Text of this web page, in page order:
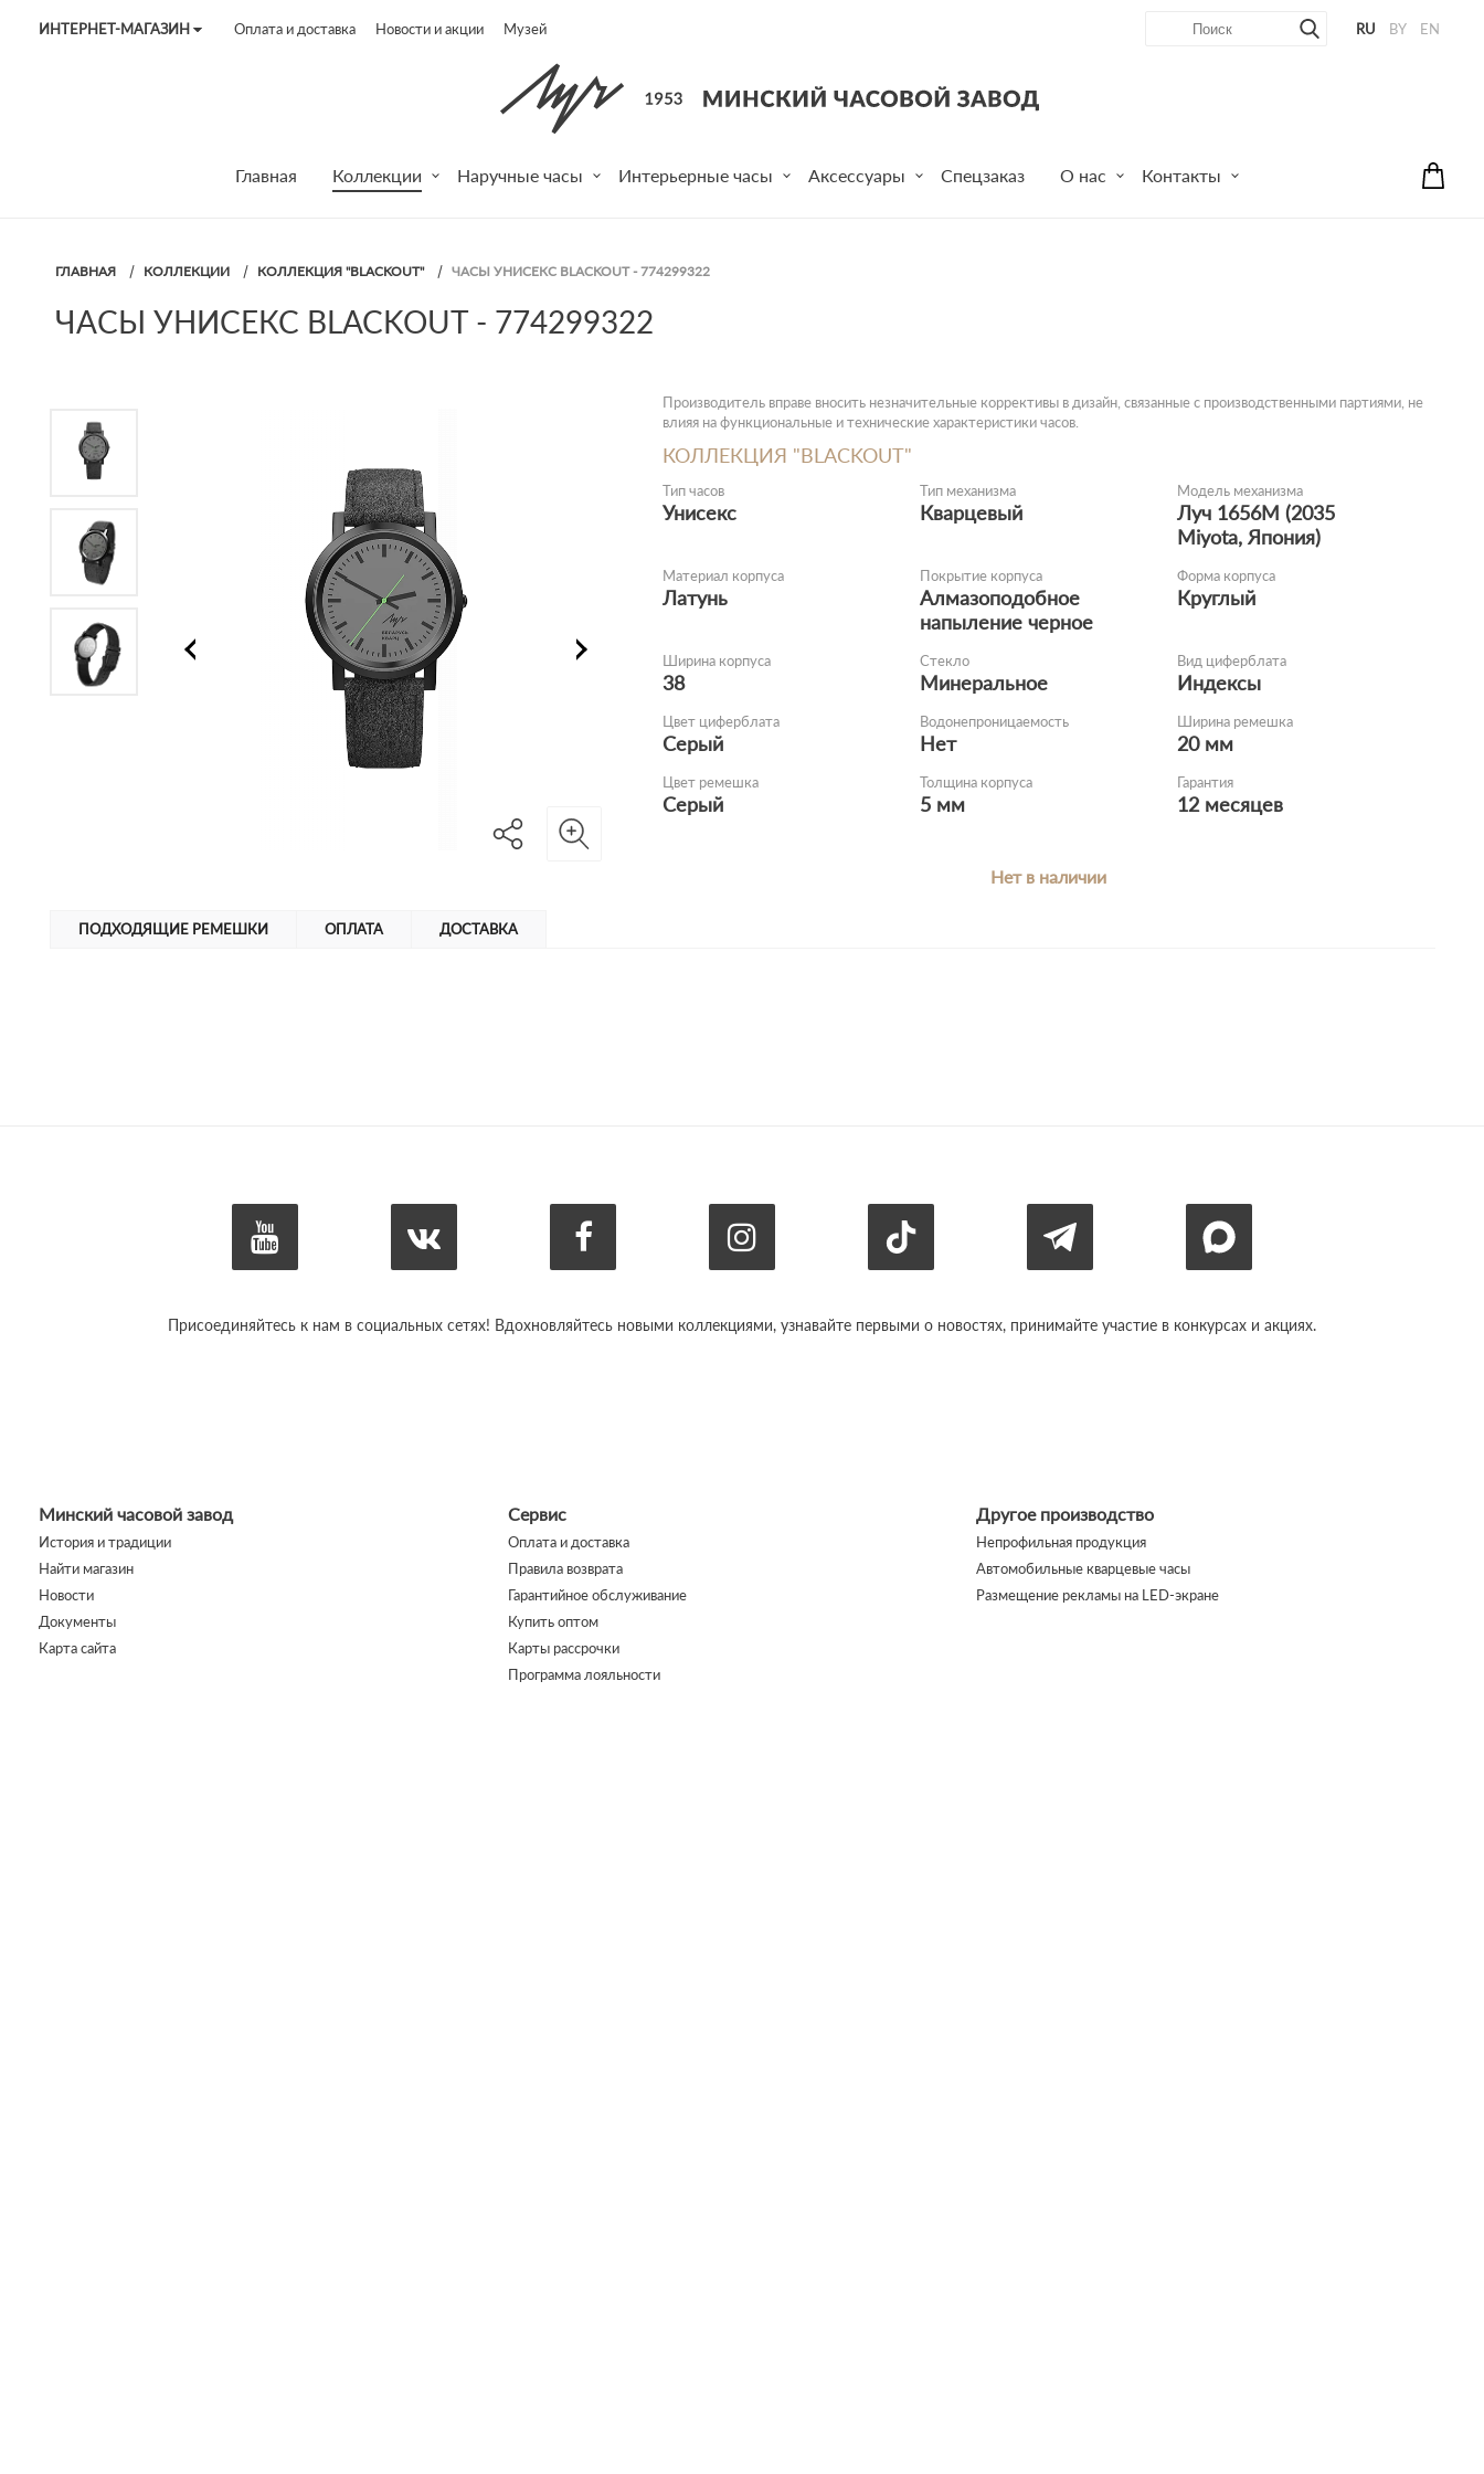
RU BY EN
ИНТЕРНЕТ-МАГАЗИН
Оплата и доставка Новости и акции Музей
Главная Коллекции Наручные часы Интерьерные часы Аксессуары Спецзаказ О нас Контакты
ГЛАВНАЯ КОЛЛЕКЦИИ КОЛЛЕКЦИЯ "BLACKOUT" ЧАСЫ УНИСЕКС BLACKOUT - 774299322
ЧАСЫ УНИСЕКС BLACKOUT - 774299322
Производитель вправе вносить незначительные коррективы в дизайн, связанные с производственными партиями, не
влияя на функциональные и технические характеристики часов.
КОЛЛЕКЦИЯ "BLACKOUT"
Тип часов
Унисекс
Тип механизма
Кварцевый
Модель механизма
Луч 1656M (2035
Miyota, Япония)
Материал корпуса
Латунь
Покрытие корпуса
Алмазоподобное
напыление черное
Форма корпуса
Круглый
Ширина корпуса
38
Стекло
Минеральное
Вид циферблата
Индексы
Цвет циферблата
Серый
Водонепроницаемость
Нет
Ширина ремешка
20 мм
Цвет ремешка
Серый
Толщина корпуса
5 мм
Гарантия
12 месяцев
Нет в наличии
ПОДХОДЯЩИЕ РЕМЕШКИ ОПЛАТА ДОСТАВКА
Присоединяйтесь к нам в социальных сетях! Вдохновляйтесь новыми коллекциями, узнавайте первыми о новостях, принимайте участие в конкурсах и акциях.
Минский часовой завод
История и традиции
Найти магазин
Новости
Документы
Карта сайта
Сервис
Оплата и доставка
Правила возврата
Гарантийное обслуживание
Купить оптом
Карты рассрочки
Программа лояльности
Другое производство
Непрофильная продукция
Автомобильные кварцевые часы
Размещение рекламы на LED-экране